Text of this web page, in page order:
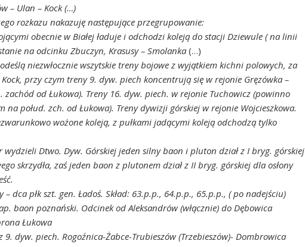
– Ulan – Kock (…)
rozkazu nakazuję następujące przegrupowanie:
obecnie w Białej ładuje i odchodzi koleją do stacji Dziewule ( na linii
na odcinku Zbuczyn, Krasusy – Smolanka (…)
niezwłocznie wszytskie treny bojowe z wyjątkiem kichni polowych, za
przy czym treny 9. dyw. piech koncentrują się w rejonie Gręzówka –
zachód od Łukowa). Treny 16. dyw. piech. w rejonie Tuchowicz (powinno
na połud. zch. od Łukowa). Treny dywizji górskiej w rejonie Wojcieszkowa.
wożone koleją, z pułkami jadącymi koleją odchodzą tylko
wydzieli Dtwo. Dyw. Górskiej jeden silny baon i pluton dział z I bryg. górskiej
skrzydła, zaś jeden baon z plutonem dział z II bryg. górskiej dla osłony
dca płk szt. gen. Ładoś. Skład: 63.p.p., 64.p.p., 65.p.p., ( po nadejściu)
baon poznański. Odcinek od Aleksandrów (włącznie) do Dębowica
Łukowa
dyw. piech. Rogoźnica-Żabce-Trubieszów (Trzebieszów)- Dombrowica